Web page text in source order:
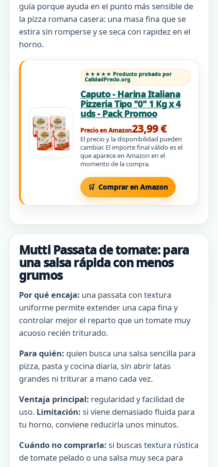
guía porque ayuda en el punto más sensible de
la pizza romana casera: una masa fina que se
estira sin romperse y se seca con rapidez en el
horno.
★★★★★ Producto probado por
CalidadPrecio.org
Caputo - Harina Italiana
Pizzeria Tipo "0" 1 Kg x 4
uds - Pack Promoo
Precio en Amazon23,99 €
El precio y la disponibilidad pueden
cambiar. El importe final válido es el
que aparece en Amazon en el
momento de la compra.
Comprar en Amazon
Mutti Passata de tomate: para
una salsa rápida con menos
grumos
Por qué encaja: una passata con textura
uniforme permite extender una capa fina y
controlar mejor el reparto que un tomate muy
acuoso recién triturado.
Para quién: quien busca una salsa sencilla para
pizza, pasta y cocina diaria, sin abrir latas
grandes ni triturar a mano cada vez.
Ventaja principal: regularidad y facilidad de
uso. Limitación: si viene demasiado fluida para
tu horno, conviene reducirla unos minutos.
Cuándo no comprarla: si buscas textura rústica
de tomate pelado o una salsa muy seca para